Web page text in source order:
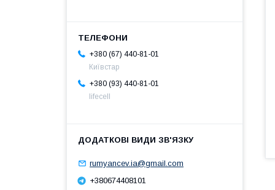
+380 (67) 440-81-01
Київстар
+380 (93) 440-81-01
lifecell
rumyancev.ia@gmail.com
+380674408101